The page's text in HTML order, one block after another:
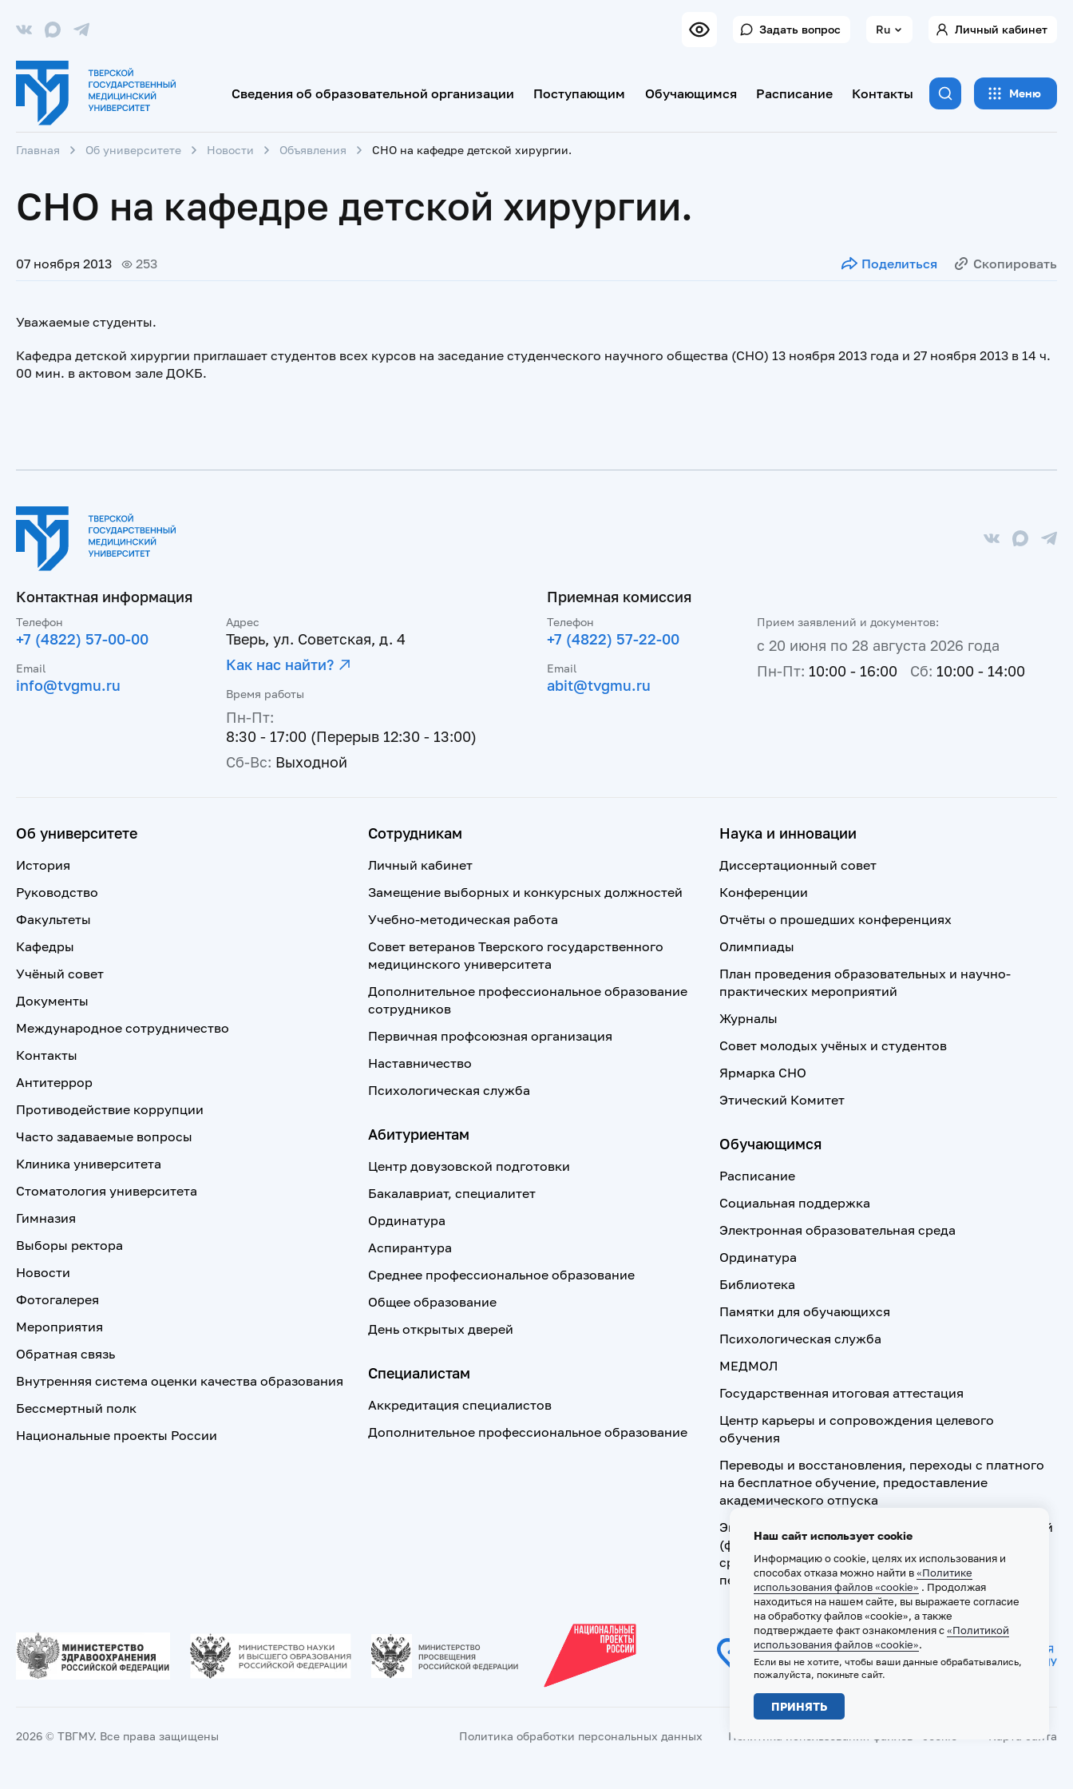
Задать вопрос Ru Личный кабинет
Сведения об образовательной организации Поступающим Обучающимся Расписание Контакты Меню
Главная Об университете Новости Объявления СНО на кафедре детской хирургии.
СНО на кафедре детской хирургии.
07 ноября 2013 253 Поделиться Скопировать
Уважаемые студенты.
Кафедра детской хирургии приглашает студентов всех курсов на заседание студенческого научного общества (СНО) 13 ноября 2013 года и 27 ноября 2013 в 14 ч.
00 мин. в актовом зале ДОКБ.
Контактная информация
Телефон
+7 (4822) 57-00-00
Email
info@tvgmu.ru
Адрес
Тверь, ул. Советская, д. 4
Как нас найти?
Время работы
Пн-Пт:
8:30 - 17:00 (Перерыв 12:30 - 13:00)
Сб-Вс: Выходной
Приемная комиссия
Телефон
+7 (4822) 57-22-00
Email
abit@tvgmu.ru
Прием заявлений и документов:
с 20 июня по 28 августа 2026 года
Пн-Пт: 10:00 - 16:00 Сб: 10:00 - 14:00
Об университете
История
Руководство
Факультеты
Кафедры
Учёный совет
Документы
Международное сотрудничество
Контакты
Антитеррор
Противодействие коррупции
Часто задаваемые вопросы
Клиника университета
Стоматология университета
Гимназия
Выборы ректора
Новости
Фотогалерея
Мероприятия
Обратная связь
Внутренняя система оценки качества образования
Бессмертный полк
Национальные проекты России
Сотрудникам
Личный кабинет
Замещение выборных и конкурсных должностей
Учебно-методическая работа
Совет ветеранов Тверского государственного
медицинского университета
Дополнительное профессиональное образование
сотрудников
Первичная профсоюзная организация
Наставничество
Психологическая служба
Абитуриентам
Центр довузовской подготовки
Бакалавриат, специалитет
Ординатура
Аспирантура
Среднее профессиональное образование
Общее образование
День открытых дверей
Специалистам
Аккредитация специалистов
Дополнительное профессиональное образование
Наука и инновации
Диссертационный совет
Конференции
Отчёты о прошедших конференциях
Олимпиады
План проведения образовательных и научно-
практических мероприятий
Журналы
Совет молодых учёных и студентов
Ярмарка СНО
Этический Комитет
Обучающимся
Расписание
Социальная поддержка
Электронная образовательная среда
Ординатура
Библиотека
Памятки для обучающихся
Психологическая служба
МЕДМОЛ
Государственная итоговая аттестация
Центр карьеры и сопровождения целевого
обучения
Переводы и восстановления, переходы с платного
на бесплатное обучение, предоставление
академического отпуска
Экзамен по допуску к осуществлению медицинской
(фармацевтической) деятельности на должностях
среднего медицинского (фармацевтического)
персонала
2026 © ТВГМУ. Все права защищены Политика обработки персональных данных Политика использования файлов «cookie» Карта сайта
Наш сайт использует cookie
Информацию о cookie, целях их использования и
способах отказа можно найти в«Политике
использования файлов «cookie» . Продолжая
находиться на нашем сайте, вы выражаете согласие
на обработку файлов «cookie», а также
подтверждаете факт ознакомления с«Политикой
использования файлов «cookie».
Если вы не хотите, чтобы ваши данные обрабатывались,
пожалуйста, покиньте сайт.
ПРИНЯТЬ